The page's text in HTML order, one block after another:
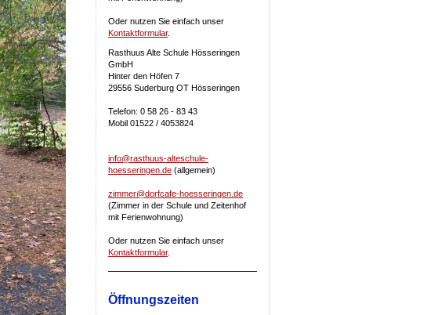
Oder nutzen Sie einfach unser
Kontaktformular.
Rasthuus Alte Schule Hösseringen
GmbH
Hinter den Höfen 7
29556 Suderburg OT Hösseringen
Telefon: 0 58 26 - 83 43
Mobil 01522 / 4053824
info@rasthuus-alteschule-
hoesseringen.de (allgemein)
zimmer@dorfcafe-hoesseringen.de
(Zimmer in der Schule und Zeitenhof
mit Ferienwohnung)
Oder nutzen Sie einfach unser
Kontaktformular.
Öffnungszeiten